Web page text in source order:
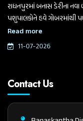
રાધનપુરમાં બનાસ ડેરીના
પશુપાલકોને હવે ગોબરમાંથી
ચૌધરીએ આજે આ મહત્વપૂર્ણ
Read more
11-07-2026
Contact Us